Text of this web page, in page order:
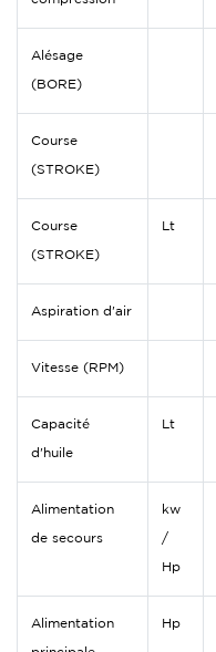
Alésage
(BORE)
Course
(STROKE)
Course
(STROKE)
Lt
Aspiration d'air
Vitesse (RPM)
Capacité
d'huile
Lt
Alimentation
de secours
kw
/
Hp
Alimentation Hp